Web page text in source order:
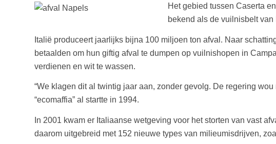
Het gebied tussen Caserta
bekend als de vuilnisbelt van
Italië produceert jaarlijks bijna 100 miljoen ton afval. Naar
betaalden om hun giftig afval te dumpen op vuilnishopen in
verdienen en wit te wassen.
“We klagen dit al twintig jaar aan, zonder gevolg. De regering
“ecomaffia” al startte in 1994.
In 2001 kwam er Italiaanse wetgeving voor het storten van vast
daarom uitgebreid met 152 nieuwe types van milieumisdrijven,